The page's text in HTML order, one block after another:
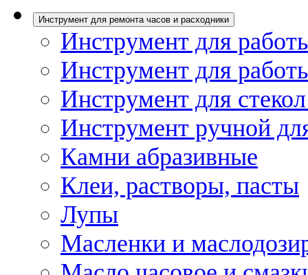
Инструмент для ремонта часов и расходники
Инструмент для
Инструмент для
Инструмент для
Инструмент ручной
Камни абразивные
Клеи, растворы, пасты
Лупы
Масленки и